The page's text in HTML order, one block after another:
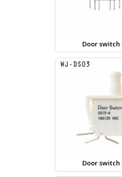
Door switch
Door switch